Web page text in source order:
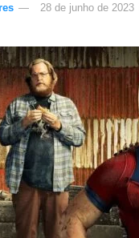
28 de junho de 2023